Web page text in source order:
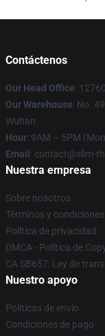
Contáctenos
Our Head Office:
Our Warehouse: No.
Wuhan
Hour: 9AM – 5PM
Email : contact@slim-
Nuestra empresa
Sobre nosotros
Términos y condiciones
Política de privacidad
DMCA - Política de
CA SB657: Ley de
Nuestro apoyo
Políticas de envío
Condiciones de pago